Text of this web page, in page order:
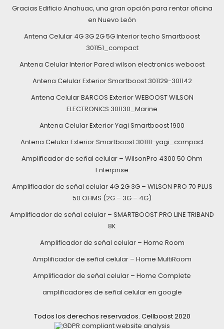
Gracias Edificio Anahuac, una gran opción para rentar oficina
en Nuevo León
Antena Celular 4G 3G 2G 5G Interior techo Smartboost
301151_compact
Antena Celular Interior Pared wilson electronics weboost
Antena Celular Exterior Smartboost 301129-301142
Antena Celular BARCOS Exterior WEBOOST WILSON
ELECTRONICS 301130_Marine
Antena Celular Exterior Yagi Smartboost 1900
Antena Celular Exterior Smartboost 301111-yagi_compact
Amplificador de señal celular – WilsonPro 4300 50 Ohm
Enterprise
Amplificador de señal celular 4G 2G 3G – WILSON PRO 70 PLUS
50 OHMS (2G – 3G – 4G)
Amplificador de señal celular – SMARTBOOST PRO LINE TRIBAND
8K
Amplificador de señal celular – Home Room
Amplificador de señal celular – Home MultiRoom
Amplificador de señal celular – Home Complete
amplificadores de señal celular en google
Todos los derechos reservados. Cellboost 2020